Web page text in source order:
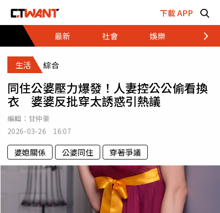
下載 APP
最新
社會 娛樂 財經
生活 綜合
同住公婆壓力爆發！人妻控公公偷看換
衣 婆婆反批穿太誘惑引熱議
編輯： 甘仲豪
2026-03-26 16:07
婆媳關係 公婆同住 穿著爭議